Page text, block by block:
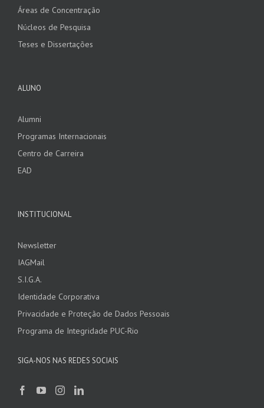
Áreas de Concentração
Núcleos de Pesquisa
Teses e Dissertações
ALUNO
Alumni
Programas Internacionais
Centro de Carreira
EAD
INSTITUCIONAL
Newsletter
IAGMail
S.I.G.A.
Identidade Corporativa
Privacidade e Proteção de Dados Pessoais
Programa de Integridade PUC-Rio
SIGA-NOS NAS REDES SOCIAIS